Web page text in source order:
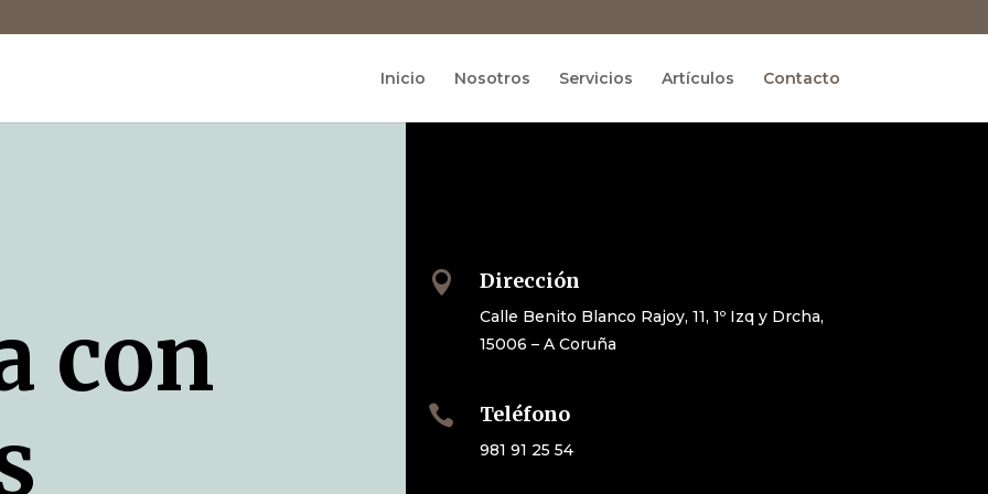
Inicio Nosotros Servicios Artículos Contacto
con
 Dirección
Calle Benito Blanco Rajoy, 11, 1º Izq y Drcha,
15006 – A Coruña
 Teléfono
981 91 25 54